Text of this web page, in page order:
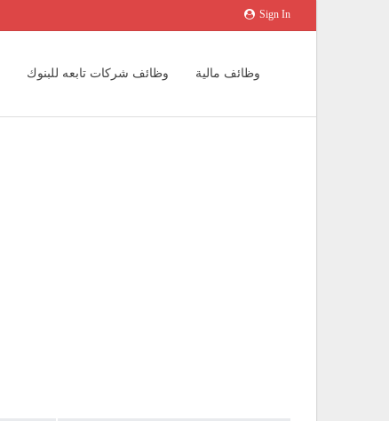
Sign In
وظائف شركات تابعه للبنوك وظائف مالية